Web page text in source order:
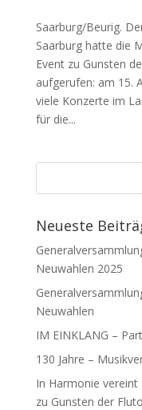
Saarburg/Beurig.
Saarburg hatte die
Event zu Gunsten
aufgerufen: am 15.
viele Konzerte im
für die...
Neueste
Neuwahlen 2025
Neuwahlen
IM EINKLANG –
130 Jahre –
In Harmonie vereint
zu Gunsten der